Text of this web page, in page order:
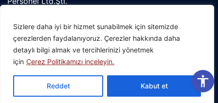
Sizlere daha iyi bir hizmet sunabilmek için sitemizde
çerezlerden faydalanıyoruz. Çerezler hakkında daha
detaylı bilgi almak ve tercihlerinizi yönetmek
için Çerez Politikamızı inceleyin.
Reddet Kabut et
Kent Konseyi
© 2026 Uzunköprü Belediyesi. Bilgi İşlem